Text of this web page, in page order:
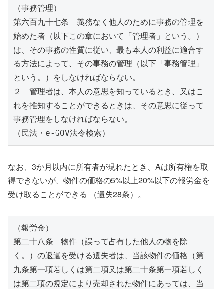
（事務管理）
第六百九十七条　義務なく他人のために事務の管理を
始めた者（以下この章において「管理者」という。）
は、その事務の性質に従い、最も本人の利益に適合す
る方法によって、その事務の管理（以下「事務管理」
という。）をしなければならない。
２　管理者は、本人の意思を知っているとき、又はこ
れを推知することができるときは、その意思に従って
事務管理をしなければならない。
（民法・e-GOV法令検索）
なお、3か月以内に所有者が現れたとき、Aは所有権を取
得できないが、物件の価格の5%以上20%以下の報労金を
受け取ることができる （遺失28条）。
（報労金）
第二十八条　物件（誤って占有した他人の物を除
く。）の返還を受ける遺失者は、当該物件の価格（第
九条第一項若しくは第二項又は第二十条第一項若しく
は第二項の規定により売却された物件にあっては、当